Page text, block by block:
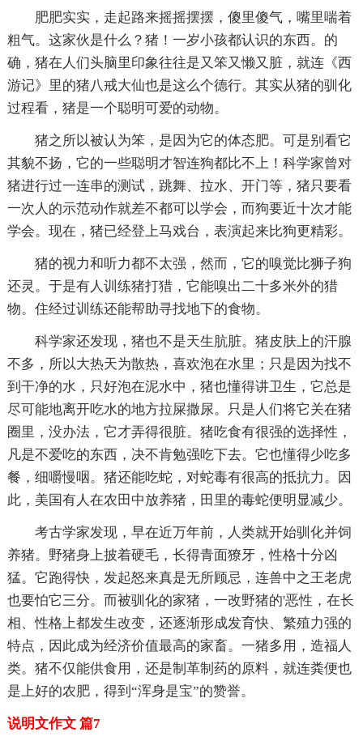
肥肥实实，走起路来摇摇摆摆，傻里傻气，嘴里喘着
粗气。这家伙是什么？猪！一岁小孩都认识的东西。的
确，猪在人们头脑里印象往往是又笨又懒又脏，就连《西
游记》里的猪八戒大仙也是这么个德行。其实从猪的驯化
过程看，猪是一个聪明可爱的动物。
猪之所以被认为笨，是因为它的体态肥。可是别看它
其貌不扬，它的一些聪明才智连狗都比不上！科学家曾对
猪进行过一连串的测试，跳舞、拉水、开门等，猪只要看
一次人的示范动作就差不都可以学会，而狗要近十次才能
学会。现在，猪已经登上马戏台，表演起来比狗更精彩。
猪的视力和听力都不太强，然而，它的嗅觉比狮子狗
还灵。于是有人训练猪打猎，它能嗅出二十多米外的猎
物。住经过训练还能帮助寻找地下的食物。
科学家还发现，猪也不是天生肮脏。猪皮肤上的汗腺
不多，所以大热天为散热，喜欢泡在水里；只是因为找不
到干净的水，只好泡在泥水中，猪也懂得讲卫生，它总是
尽可能地离开吃水的地方拉屎撒尿。只是人们将它关在猪
圈里，没办法，它才弄得很脏。猪吃食有很强的选择性，
凡是不爱吃的东西，决不肯勉强吃下去。它也懂得少吃多
餐，细嚼慢咽。猪还能吃蛇，对蛇毒有很高的抵抗力。因
此，美国有人在农田中放养猪，田里的毒蛇便明显减少。
考古学家发现，早在近万年前，人类就开始驯化并饲
养猪。野猪身上披着硬毛，长得青面獠牙，性格十分凶
猛。它跑得快，发起怒来真是无所顾忌，连兽中之王老虎
也要怕它三分。而被驯化的家猪，一改野猪的'恶性，在长
相、性格上都发生改变，还逐渐形成发育快、繁殖力强的
特点，因此成为经济价值最高的家畜。一猪多用，造福人
类。猪不仅能供食用，还是制革制药的原料，就连粪便也
是上好的农肥，得到“浑身是宝”的赞誉。
说明文作文 篇7